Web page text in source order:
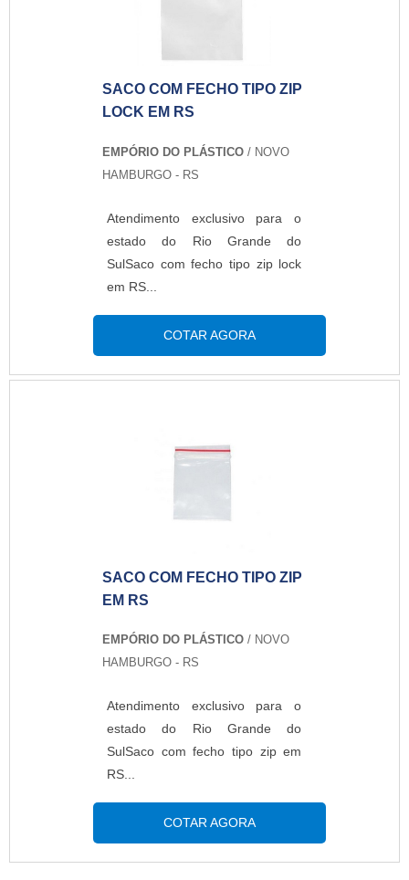
RELEVAN...
SACO COM FECHO TIPO ZIP
LOCK EM RS
EMPÓRIO DO PLÁSTICO / NOVO
HAMBURGO - RS
Atendimento exclusivo para o
estado do Rio Grande do
SulSaco com fecho tipo zip lock
em RS...
COTAR AGORA
SACO COM FECHO TIPO ZIP
EM RS
EMPÓRIO DO PLÁSTICO / NOVO
HAMBURGO - RS
Atendimento exclusivo para o
estado do Rio Grande do
SulSaco com fecho tipo zip em
RS...
COTAR AGORA